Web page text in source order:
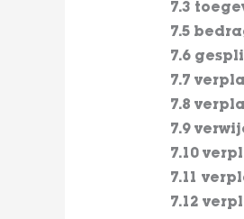
7.3
7.5
7.6
7.7
7.8
7.9
7.10
7.11
7.12